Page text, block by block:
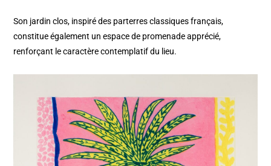
Son jardin clos, inspiré des parterres classiques français,
constitue également un espace de promenade apprécié,
renforçant le caractère contemplatif du lieu.